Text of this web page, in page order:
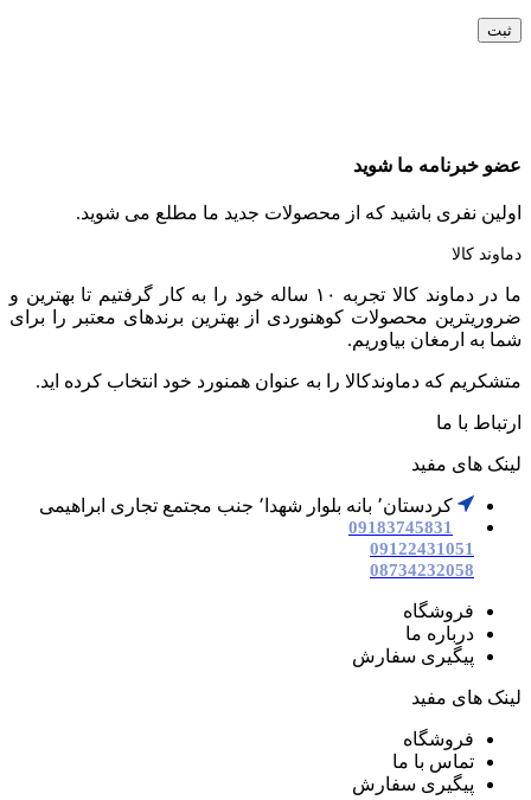
عضو خبرنامه ما شوید
اولین نفری باشید که از محصولات جدید ما مطلع می شوید.
دماوند کالا
ما در دماوند کالا تجربه ۱۰ ساله خود را به کار گرفتیم تا بهترین و
ضروریترین محصولات کوهنوردی از بهترین برندهای معتبر را برای
شما به ارمغان بیاوریم.
متشکریم که دماوندکالا را به عنوان همنورد خود انتخاب کرده اید.
ارتباط با ما
لینک های مفید
کردستان٬ بانه بلوار شهدا٬ جنب مجتمع تجاری ابراهیمی
09183745831
09122431051
08734232058
فروشگاه
درباره ما
پیگیری سفارش
لینک های مفید
فروشگاه
تماس با ما
پیگیری سفارش